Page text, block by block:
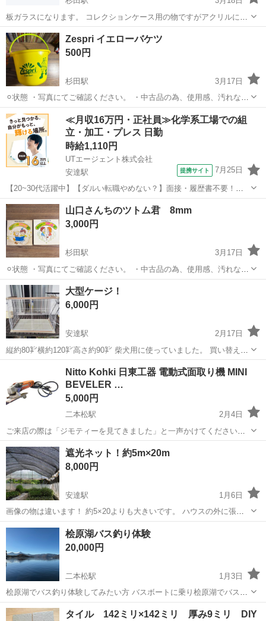
板ガラスになります。 コレクションケース用の物ですがアクリルに変
更したので新品・未使用になります。 ※写真は別途アップします。 サ
イズは以下となります。 板厚：5 mm ヨコ：345 mm タテ：1175 mm
枚数：8...
福島 二本松市 杉田駅
Zespri イエローバケツ
500円
杉田駅
3月17日
⚪︎状態 ・写真にてご確認ください。 ・中古品の為、使用感、汚れなど
があります。 ・詳細は現地にてご確認下さい。 ⚪︎値段 ・全て税込価
格です。 ・お値引きはお答えできません。 ⚪︎支払い方法 ・現金払い
のみ ⚪︎引渡...
福島 二本松市 杉田駅 その他 引渡し
≪月収16万円・正社員≫化学系工場での組
立・加工・プレス 日勤
時給1,110円
UTエージェント株式会社
安達駅
提携サイト 7月25日
【20~30代活躍中】【ダルい転職やめない？】面接・履歴書不要！た
った3分で最短当日内定！人気の日勤★プラスチック部品のカンタン加
工・洗浄など◎基本残業なし♪土日休み！時短勤務可◎《Jcck1-AC》
詳細情報 ＼プラスチ...
福島 二本松市 安達駅 その他
山口さんちのツトム君 8mm
3,000円
杉田駅
3月17日
⚪︎状態 ・写真にてご確認ください。 ・中古品の為、使用感、汚れなど
があります。 ・詳細は現地にてご確認下さい。 ⚪︎値段 ・全て税込価
格です。 ・お値引きはお答えできません。 ⚪︎支払い方法 ・現金払い
のみ ⚪︎引渡...
福島 二本松市
大型ケージ！
6,000円
安達駅
2月17日
縦約80㌢横約120㌢高さ約90㌢ 柴犬用に使っていました。 買い替えの
ため出品します！ 完璧を求める方はご遠慮下さい。 留め具揃ってま
す。 洗いましたが、擦れや汚れあります。 一部剥がれているところ、
屋根の棒が折れてしまい...
その他 ケージ
Nitto Kohki 日東工器 電動式面取り機 MINI
BEVELER …
5,000円
二本松駅
2月4日
ご来店の際は「ジモティーを見てきました」と一声かけてください！
＊＊ ＊ ＊＊ ＊ ＊＊ Nitto Kohki 日東工器 電動式面取り機 MINI
BEVELER MB-03A 【仕様】 • 電圧：100...
福島 二本松市 二本松駅
遮光ネット！約5m×20m
8,000円
安達駅
1月6日
画像の物は違います！ 約5×20よりも大きいです。 ハウスの外に張っ
て使っていました。 破れは端にあり、真ん中辺りにはありません。 ま
だまだ使えると思います。経年劣化もあり 神経質な方はご遠慮くださ
い。 遮光率はわかりません。
福島 二本松市 安達駅 その他
桧原湖バス釣り体験
20,000円
二本松駅
1月3日
桧原湖でバス釣り体験してみたい方 バスボートに乗り桧原湖でバス釣
りしませんか？ 気になる方ご連絡お待ちしております。
福島 二本松市 その他 バス釣り
タイル 142ミリ×142ミリ 厚み9ミリ DIY